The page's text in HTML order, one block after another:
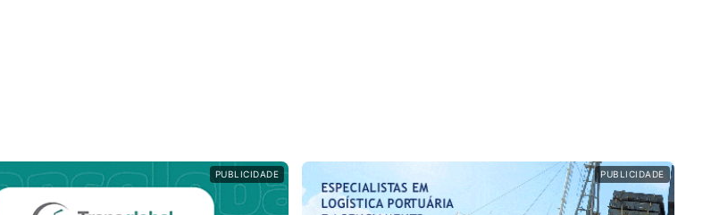
PUBLICIDADE PUBLICIDADE